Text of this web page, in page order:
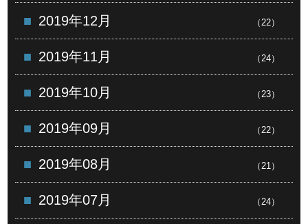
2019年12月 （22）
2019年11月 （24）
2019年10月 （23）
2019年09月 （22）
2019年08月 （21）
2019年07月 （24）